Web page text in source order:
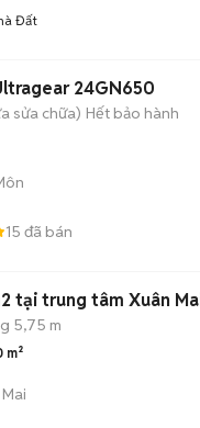
Đất
24GN650
sửa chữa) Hết bảo hành
15 đã bán
tại trung tâm Xuân
5,75 m
m²